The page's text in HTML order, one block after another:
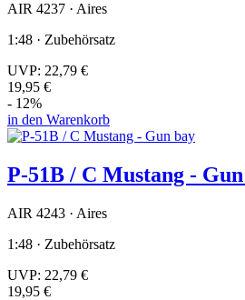
AIR 4237 · Aires
1:48 · Zubehörsatz
UVP: 22,79 €
19,95 €
- 12%
in den Warenkorb
P-51B / C Mustang -
AIR 4243 · Aires
1:48 · Zubehörsatz
UVP: 22,79 €
19,95 €